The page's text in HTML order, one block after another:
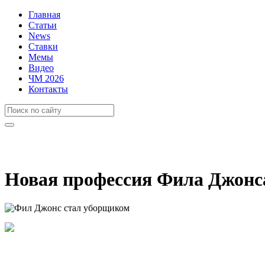
Главная
Статьи
News
Ставки
Мемы
Видео
ЧМ 2026
Контакты
Новая профессия Фила